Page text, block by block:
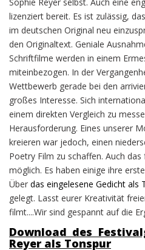
lizenziert bereit. Es ist zulässig,
im deutschen Original neu
den Originaltext. Geniale
Schriftfilme werden in einem
miteinbezogen. In der
Wettbewerb gerade bei den
großes Interesse. Sich
einem direkten Vergleich zu
Herausforderung. Eines unserer
kreieren war jedoch, einen
Poetry Film zu schaffen. Auch
möglich. Es haben einige ihre
Über das eingelesene Gedicht als
gelegt. Lasst eurer Kreativität
filmt....Wir sind gespannt auf die
Download des
Reyer als Tonspur